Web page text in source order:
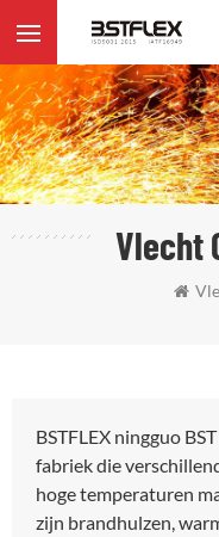
Vlecht
BSTFLEX ningguo
fabriek die
hoge temperaturen
zijn brandhulzen,